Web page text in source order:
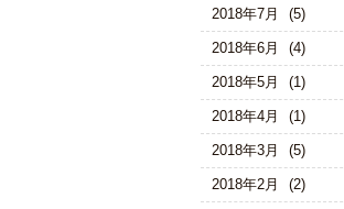
2018年7月 (5)
2018年6月 (4)
2018年5月 (1)
2018年4月 (1)
2018年3月 (5)
2018年2月 (2)